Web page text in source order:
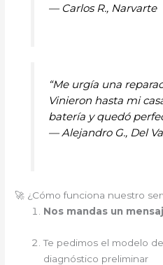
— Carlos R., Narvarte
“Me urgía una
Vinieron hasta mi
batería y quedó
—Alejandro G., Del
🚀 ¿Cómo funciona nuestro
Nos mandas un
Te pedimos el modelo
diagnóstico preliminar